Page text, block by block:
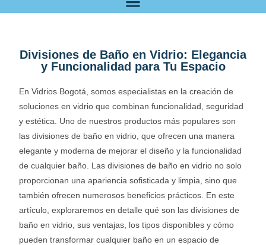
Divisiones de Baño en Vidrio: Elegancia
y Funcionalidad para Tu Espacio
En Vidrios Bogotá, somos especialistas en la creación de
soluciones en vidrio que combinan funcionalidad, seguridad
y estética. Uno de nuestros productos más populares son
las divisiones de baño en vidrio, que ofrecen una manera
elegante y moderna de mejorar el diseño y la funcionalidad
de cualquier baño. Las divisiones de baño en vidrio no solo
proporcionan una apariencia sofisticada y limpia, sino que
también ofrecen numerosos beneficios prácticos. En este
artículo, exploraremos en detalle qué son las divisiones de
baño en vidrio, sus ventajas, los tipos disponibles y cómo
pueden transformar cualquier baño en un espacio de